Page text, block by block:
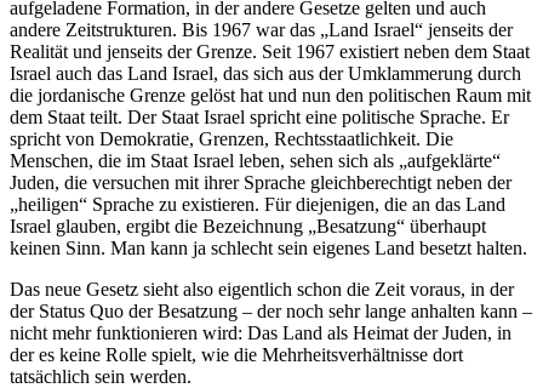
aufgeladene Formation, in der andere Gesetze gelten und auch
andere Zeitstrukturen. Bis 1967 war das „Land Israel“ jenseits der
Realität und jenseits der Grenze. Seit 1967 existiert neben dem Staat
Israel auch das Land Israel, das sich aus der Umklammerung durch
die jordanische Grenze gelöst hat und nun den politischen Raum mit
dem Staat teilt. Der Staat Israel spricht eine politische Sprache. Er
spricht von Demokratie, Grenzen, Rechtsstaatlichkeit. Die
Menschen, die im Staat Israel leben, sehen sich als „aufgeklärte“
Juden, die versuchen mit ihrer Sprache gleichberechtigt neben der
„heiligen“ Sprache zu existieren. Für diejenigen, die an das Land
Israel glauben, ergibt die Bezeichnung „Besatzung“ überhaupt
keinen Sinn. Man kann ja schlecht sein eigenes Land besetzt halten.
Das neue Gesetz sieht also eigentlich schon die Zeit voraus, in der
der Status Quo der Besatzung – der noch sehr lange anhalten kann –
nicht mehr funktionieren wird: Das Land als Heimat der Juden, in
der es keine Rolle spielt, wie die Mehrheitsverhältnisse dort
tatsächlich sein werden.